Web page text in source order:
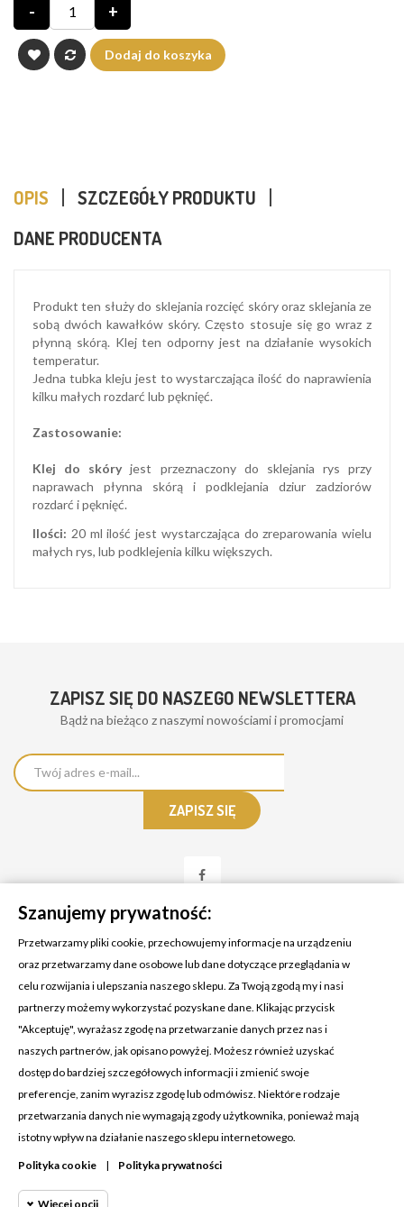
- +
Dodaj do koszyka
OPIS
SZCZEGÓŁY PRODUKTU
DANE PRODUCENTA
Produkt ten służy do sklejania rozcięć skóry oraz sklejania ze
sobą dwóch kawałków skóry. Często stosuje się go wraz z
płynną skórą. Klej ten odporny jest na działanie wysokich
temperatur.
Jedna tubka kleju jest to wystarczająca ilość do naprawienia
kilku małych rozdarć lub pęknięć.
Zastosowanie:
Klej do skóryjest przeznaczony do sklejania rys przy
naprawach płynna skórą i podklejania dziur zadziorów
rozdarć i pęknięć.
Ilości: 20 ml ilość jest wystarczająca do zreparowania wielu
małych rys, lub podklejenia kilku większych.
ZAPISZ SIĘ DO NASZEGO NEWSLETTERA
Bądż na bieżąco z naszymi nowościami i promocjami
KONTAKT Z NAMI
Adres:
Cosmetic4car
Budzisz 73A
39-200 Dębica
Dominik:
Klaudia: +48 730634730
Szanujemy prywatność:
Przetwarzamy pliki cookie, przechowujemy informacje na urządzeniu
oraz przetwarzamy dane osobowe lub dane dotyczące przeglądania w
celu rozwijania i ulepszania naszego sklepu. Za Twoją zgodą my i nasi
partnerzy możemy wykorzystać pozyskane dane. Klikając przycisk
"Akceptuję", wyrażasz zgodę na przetwarzanie danych przez nas i
naszych partnerów, jak opisano powyżej. Możesz również uzyskać
dostęp do bardziej szczegółowych informacji i zmienić swoje
preferencje, zanim wyrazisz zgodę lub odmówisz. Niektóre rodzaje
przetwarzania danych nie wymagają zgody użytkownika, ponieważ mają
istotny wpływ na działanie naszego sklepu internetowego.
Polityka cookie | Polityka prywatności
Więcej opcji